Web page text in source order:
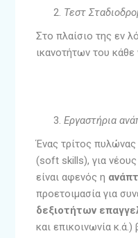
Τεστ
Στο πλαίσιο της εν
ικανοτήτων του κάθε
Εργαστήρια
Ένας τρίτος
(soft skills), για
είναι αφενός η
προετοιμασία για
δεξιοτήτων
και επικοινωνία